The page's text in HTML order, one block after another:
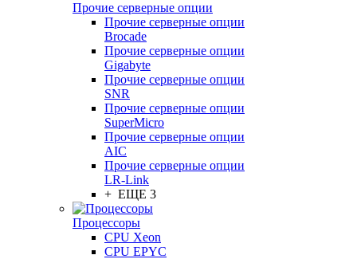
Прочие серверные опции
Прочие серверные опции
Brocade
Прочие серверные опции
Gigabyte
Прочие серверные опции
SNR
Прочие серверные опции
SuperMicro
Прочие серверные опции
AIC
Прочие серверные опции
LR-Link
+ ЕЩЕ 3
Процессоры
CPU Xeon
CPU EPYC